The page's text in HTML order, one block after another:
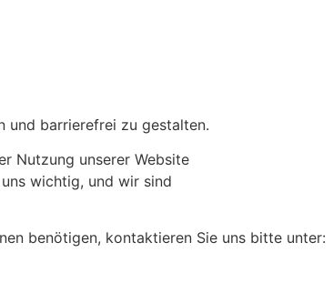
und barrierefrei zu gestalten.
Nutzung unserer Website
wichtig, und wir sind
benötigen, kontaktieren Sie uns bitte unter: